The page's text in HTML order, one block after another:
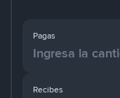
Pagas
Recibes